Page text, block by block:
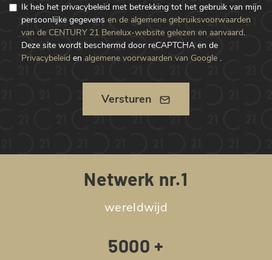
Ik heb het privacybeleid met betrekking tot het gebruik van mijn
persoonlijke gegevens en de algemene gebruiksvoorwaarden
van de CENTURY 21 Benelux-website gelezen en aanvaard.
Deze site wordt beschermd door reCAPTCHA en de
Privacybeleid en algemene voorwaarden van Google .
Versturen
Netwerk nr.1
wereldwijd
5000 +